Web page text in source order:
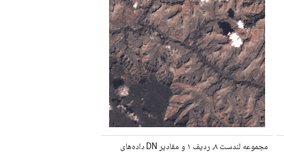
مجموعه لندست ۸، ردیف ۱ و مقادیر DN داده‌های